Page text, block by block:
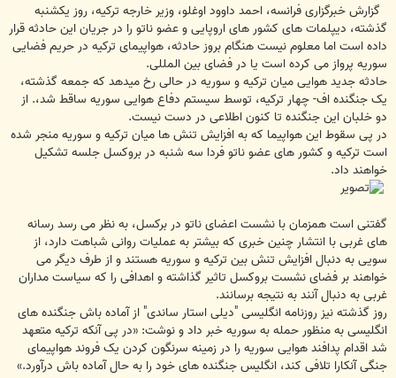
گزارش خبرگزاری فرانسه، احمد داوود اوغلو، وزیر خارجه ترکیه، روز یکشنبه
گذشته، دیپلمات های کشور های اروپایی و عضو ناتو را در جریان این حادثه قرار
داده است اما معلوم نیست هنگام بروز حادثه، هواپیمای ترکیه در حریم فضایی
سوریه پرواز می کرده است یا در فضای بین المللی.
حادثه جدید هوایی میان ترکیه و سوریه در حالی رخ میدهد که جمعه گذشته،
یک جنگنده اف- چهار ترکیه، توسط سیستم دفاع هوایی سوریه ساقط شد،. از
دو خلبان این جنگنده تا کنون اطلاعی در دست نیست.
در پی سقوط این هواپیما که به افزایش تنش ها میان ترکیه و سوریه منجر شده
است ترکیه و کشور های عضو ناتو فردا سه شنبه در بروکسل جلسه تشکیل
خواهند داد.
گفتنی است همزمان با نشست اعضای ناتو در برکسل، به نظر می رسد رسانه
های غربی با انتشار چنین خبری که بیشتر به عملیات روانی شباهت دارد، از
سویی به دنبال افزایش تنش بین ترکیه و سوریه هستند و از طرف دیگر می
خواهند بر فضای نشست بروکسل تاثیر گذاشته و اهدافی را که سیاست مداران
غربی به دنبال آنند به نتیجه برسانند.
روز گذشته نیز روزنامه انگلیسی "دیلی استار ساندی" از آماده باش جنگنده های
انگلیسی به منظور حمله به سوریه خبر داد و نوشت: «در پی آنکه ترکیه متعهد
شد اقدام پدافند هوایی سوریه را در زمینه سرنگون کردن یک فروند هواپیمای
جنگی آنکارا تلافی کند، انگلیس جنگنده های خود را به حال آماده باش درآورد.»